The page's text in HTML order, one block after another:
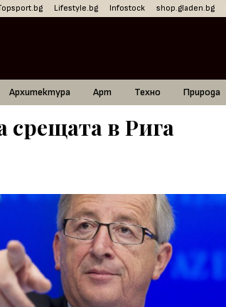
Lifestyle.bg Infostock shop.gladen.bg
Архитектура Арт Техно Природа
в Рига